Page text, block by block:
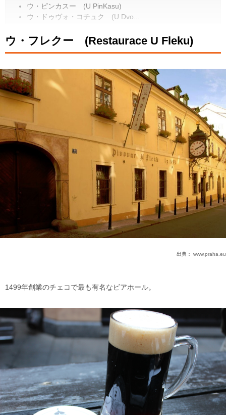
ウ・ピンカスー (U PinKasu)
ウ・ドゥヴォ・コチュク (U Dvo...
ウ・フレクー (Restaurace U Fleku)
出典： www.praha.eu
1499年創業のチェコで最も有名なビアホール。